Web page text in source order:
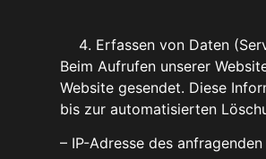
Erfassen von Daten
Beim Aufrufen unserer
Website gesendet. Diese
bis zur automatisierten
– IP-Adresse des